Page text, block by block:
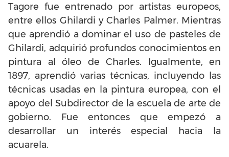
Tagore fue entrenado por artistas europeos,
entre ellos Ghilardi y Charles Palmer. Mientras
que aprendió a dominar el uso de pasteles de
Ghilardi, adquirió profundos conocimientos en
pintura al óleo de Charles. Igualmente, en
1897, aprendió varias técnicas, incluyendo las
técnicas usadas en la pintura europea, con el
apoyo del Subdirector de la escuela de arte de
gobierno. Fue entonces que empezó a
desarrollar un interés especial hacia la
acuarela.